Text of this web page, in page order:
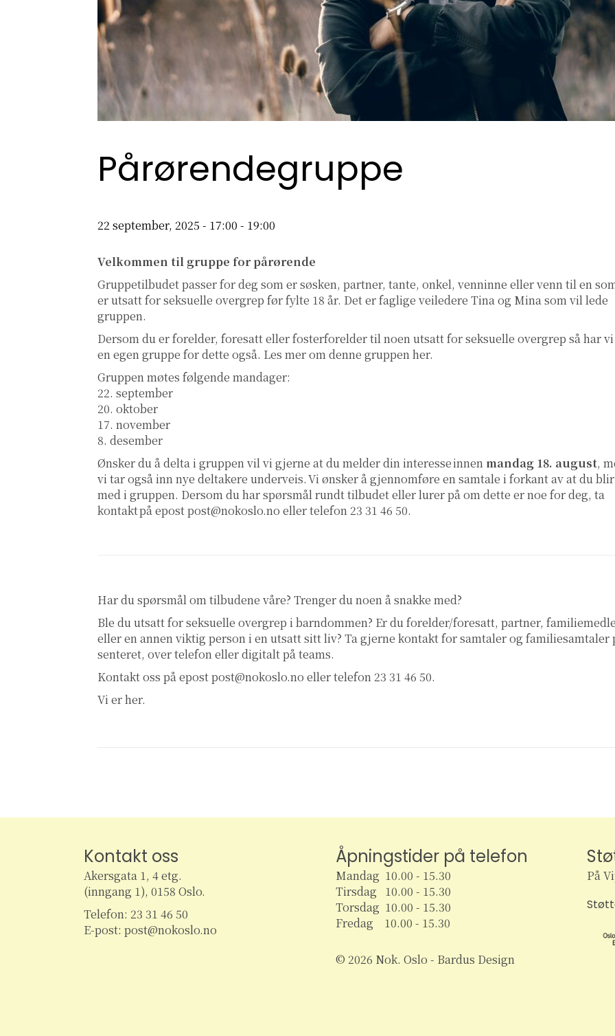
Pårørendegruppe
22 september, 2025 - 17:00 - 19:00
Velkommen til gruppe for pårørende
Gruppetilbudet passer for deg som er søsken, partner, tante, onkel, venninne eller venn til en
er utsatt for seksuelle overgrep før fylte 18 år. Det er faglige veiledere Tina og Mina som vil lede
gruppen.
Dersom du er forelder, foresatt eller fosterforelder til noen utsatt for seksuelle overgrep så har vi
en egen gruppe for dette også. Les mer om denne gruppenher.
Gruppen møtes følgende mandager:
22. september
20. oktober
17. november
8. desember
Ønsker du å delta i gruppen vil vi gjerne at du melder din interesse innen mandag 18. august,
vi tar også inn nye deltakere underveis. Vi ønsker å gjennomføre en samtale i forkant av at du blir
med i gruppen. Dersom du har spørsmål rundt tilbudet eller lurer på om dette er noe for deg, ta
kontakt på epostpost@nokoslo.no eller telefon 23 31 46 50.
Har du spørsmål om tilbudene våre? Trenger du noen å snakke med?
Ble du utsatt for seksuelle overgrep i barndommen? Er du forelder/foresatt, partner,
eller en annen viktig person i en utsatt sitt liv? Ta gjerne kontakt for samtaler og familiesamtaler
senteret, over telefon eller digitalt på teams.
Kontakt oss på epostpost@nokoslo.no eller telefon 23 31 46 50.
Vi er her.
Kontakt oss
Akersgata 1, 4 etg.
(inngang 1), 0158 Oslo.
Telefon: 23 31 46 50
E-post: post@nokoslo.no
Åpningstider på telefon
Mandag 10.00 - 15.30
Tirsdag 10.00 - 15.30
Torsdag 10.00 - 15.30
Fredag 10.00 - 15.30
© 2026 Nok. Oslo - Bardus Design
På